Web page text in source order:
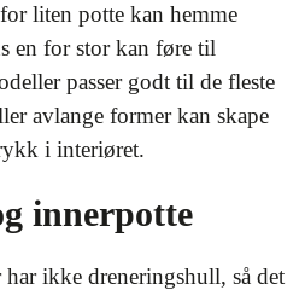
liten potte kan hemme
en for stor kan føre til
passer godt til de fleste
avlange former kan skape
i interiøret.
innerpotte
ikke dreneringshull, så det